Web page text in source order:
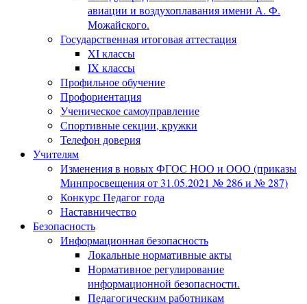
авиации и воздухоплавания имени А. Ф.
Можайского.
Государственная итоговая аттестация
XI классы
IX классы
Профильное обучение
Профориентация
Ученическое самоуправление
Спортивные секции, кружки
Телефон доверия
Учителям
Изменения в новых ФГОС НОО и ООО (приказы
Минпросвещения от 31.05.2021 № 286 и № 287)
Конкурс Педагог года
Наставничество
Безопасность
Информационная безопасность
Локальные нормативные акты
Нормативное регулирование
информационной безопасности.
Педагогическим работникам